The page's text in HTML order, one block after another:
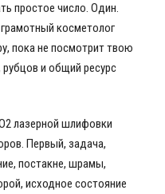
простое число. Один.
косметолог
пока не посмотрит твою
и общий ресурс
лазерной шлифовки
Первый, задача,
постакне, шрамы,
исходное состояние